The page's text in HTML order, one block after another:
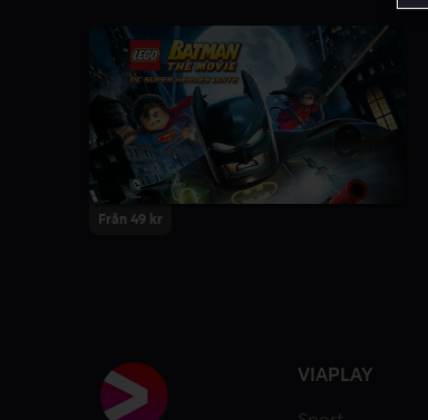
Från 49 kr
VIAPLAY